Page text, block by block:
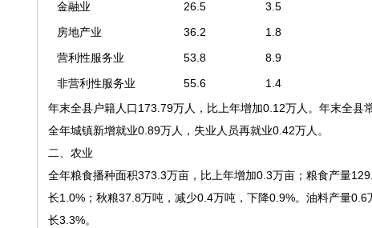
金融业
26.5
3.5
房地产业
36.2
1.8
营利性服务业
53.8
8.9
非营利性服务业
55.6
1.4
年末全县户籍人口173.79万人，比上年增加0.12万人。年末全县
全年城镇新增就业0.89万人，失业人员再就业0.42万人。
二、农业
全年粮食播种面积373.3万亩，比上年增加0.3万亩；粮食产量
长1.0%；秋粮37.8万吨，减少0.4万吨，下降0.9%。油料产量
长3.3%。